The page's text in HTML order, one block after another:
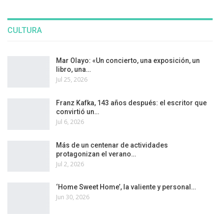
CULTURA
Mar Olayo: «Un concierto, una exposición, un
libro, una…
Jul 25, 2026
Franz Kafka, 143 años después: el escritor que
convirtió un…
Jul 6, 2026
Más de un centenar de actividades
protagonizan el verano…
Jul 2, 2026
‘Home Sweet Home’, la valiente y personal…
Jun 30, 2026